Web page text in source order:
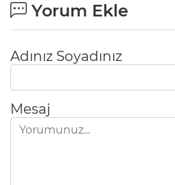
Yorum Ekle
Adınız Soyadınız
Mesaj